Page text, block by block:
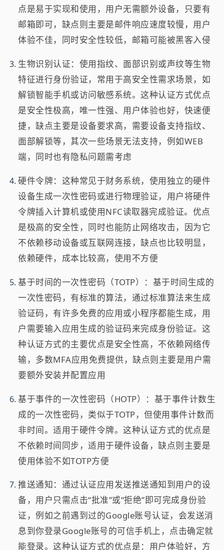
点是易于实现和使用，用户无需额外设备，只要有
邮箱即可，缺点则主要是邮件响应速度较慢，用户
体验不佳，同时安全性较低，邮箱可能被黑客入侵
生物识别认证：使用指纹、面部识别或声纹等生物
特征进行身份验证，常用于高安全性需求场景，如
解锁智能手机或访问敏感系统。这种认证方式优点
是安全性极高，唯一性强、用户体验也好，快速便
捷，缺点主要是设备要求高，需要设备支持指纹、
面部解锁等，其次一些场景无法支持，例如WEB
端，同时也有隐私问题需考虑
硬件令牌：这种常见于财务系统，使用独立的硬件
设备生成一次性密码或进行物理验证，用户将硬件
令牌插入计算机或使用NFC读取器完成验证。优点
是极高的安全性，同时也能防止网络攻击，因为它
不依赖移动设备或互联网连接，缺点也比较明显，
依赖硬件，成本比较高，使用不方便
基于时间的一次性密码（TOTP）：基于时间生成的
一次性密码，有标准的算法，通过标准算法来生成
验证码，有许多免费的应用或小程序都能生成，用
户需要输入应用生成的验证码来完成身份验证。这
种认证方式的主要优点是安全性高，不依赖网络传
输，多数MFA应用免费提供，缺点则主要是用户需
要额外安装并配置应用
基于事件的一次性密码（HOTP）：基于事件计数生
成的一次性密码，类似于TOTP，但使用事件计数而
非时间。适用于硬件令牌。这种认证方式的优点是
不依赖时间同步，适用于硬件设备，缺点则主要是
使用体验不如TOTP方便
推送通知：通过认证应用发送推送通知到用户的设
备，用户只需点击“批准”或“拒绝”即可完成身份验
证，例如之前遇到过的Google账号认证，会发送消
息到你登录Google账号的可信手机上，点击确定就
能登录。这种认证方式的优点是：用户体验好，方